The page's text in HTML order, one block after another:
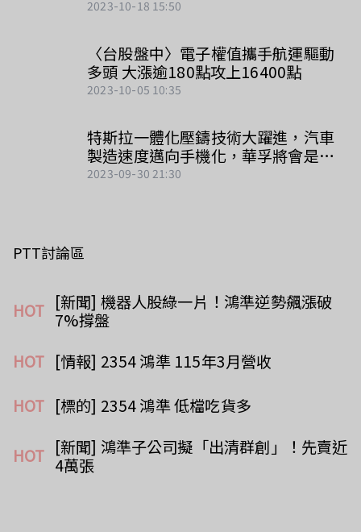
2023-10-18 15:50
〈台股盤中〉電子權值攜手航運驅動
多頭 大漲逾180點攻上16400點
2023-10-05 10:35
特斯拉一體化壓鑄技術大躍進，汽車
製造速度邁向手機化，華孚將會是主
要受惠者
2023-09-30 21:30
PTT討論區
HOT [新聞] 機器人股綠一片！鴻準逆勢飆漲破
7%撐盤
HOT [情報] 2354 鴻準 115年3月營收
HOT [標的] 2354 鴻準 低檔吃貨多
HOT [新聞] 鴻準子公司擬「出清群創」！先賣近
4萬張